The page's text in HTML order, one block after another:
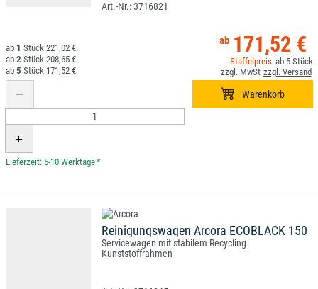
3716821
171,52 €
5
1
221,02 €
2
208,65 €
5
171,52 €
*
Reinigungswagen Arcora ECOBLACK 150
Servicewagen mit stabilem Recycling
Kunststoffrahmen